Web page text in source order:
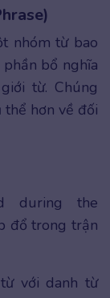
nhóm từ bao
bổ nghĩa
từ. Chúng
hơn về đối
during the
đổ trong trận
với danh từ